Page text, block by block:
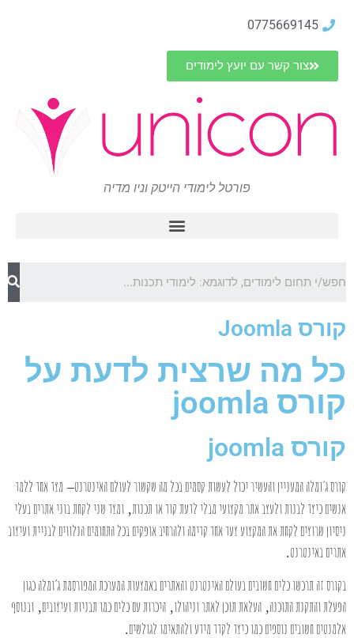
0775669145
צור קשר עם יועץ לימודים
פורטל לימודי הייטק וניו מדיה
קורס Joomla
כל מה שרצית לדעת על
קורס joomla
קורס joomla
קורס ג’ומלה המעניין והעשיר יכול לעשות קסמים בכל מה שקשור לעולם האינטרנט– מצד אחד ללמד
אנשים כיצד לבנות ולעצב אתר מקצועי מבלי לדעת קוד או תכנות, ומצד שני לקחת בוני אתרים בעלי
ניסיון שרוצים לקחת את המקצוע צעד אחד קדימה ולהרחיב אופקים בכל התחומים הנלווים לבניית ועיצוב
אתרים באינטרנט.
בקורס זה תרכשו כלים חשובים בעולם האינטרנט והאתרים באמצעות המערכת המפורסמת ג’ומלה כגון
הפעלת והתקנת התוכנה, העלאת תוכן לאתר וניהולו, היכרות עם כלים כמו תבניות ועיצובים, ובנוסף
אלמנטים חשובים נוספים כמו כיצד לקדד מידע ולהתאימו לגולשים.